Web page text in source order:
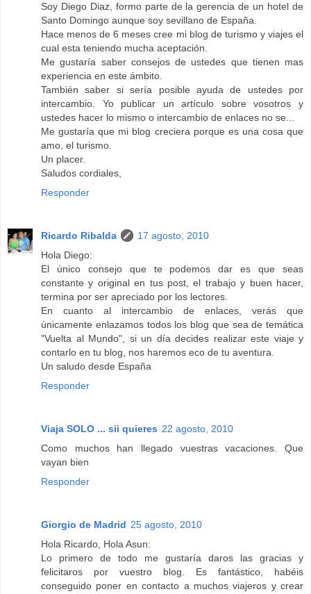
Soy Diego Diaz, formo parte de la gerencia de un hotel de
Santo Domingo aunque soy sevillano de España.
Hace menos de 6 meses cree mi blog de turismo y viajes el
cual esta teniendo mucha aceptación.
Me gustaría saber consejos de ustedes que tienen mas
experiencia en este ámbito.
También saber si sería posible ayuda de ustedes por
intercambio. Yo publicar un artículo sobre vosotros y
ustedes hacer lo mismo o intercambio de enlaces no se...
Me gustaría que mi blog creciera porque es una cosa que
amo, el turismo.
Un placer.
Saludos cordiales,
Responder
Ricardo Ribalda
17 agosto, 2010
Hola Diego:
El único consejo que te podemos dar es que seas
constante y original en tus post, el trabajo y buen hacer,
termina por ser apreciado por los lectores.
En cuanto al intercambio de enlaces, verás que
únicamente enlazamos todos los blog que sea de temática
"Vuelta al Mundo", si un día decides realizar este viaje y
contarlo en tu blog, nos haremos eco de tu aventura.
Un saludo desde España
Responder
Viaja SOLO ... sii quieres 22 agosto, 2010
Como muchos han llegado vuestras vacaciones. Que
vayan bien
Responder
Giorgio de Madrid 25 agosto, 2010
Hola Ricardo, Hola Asun:
Lo primero de todo me gustaría daros las gracias y
felicitaros por vuestro blog. Es fantástico, habéis
conseguido poner en contacto a muchos viajeros y crear